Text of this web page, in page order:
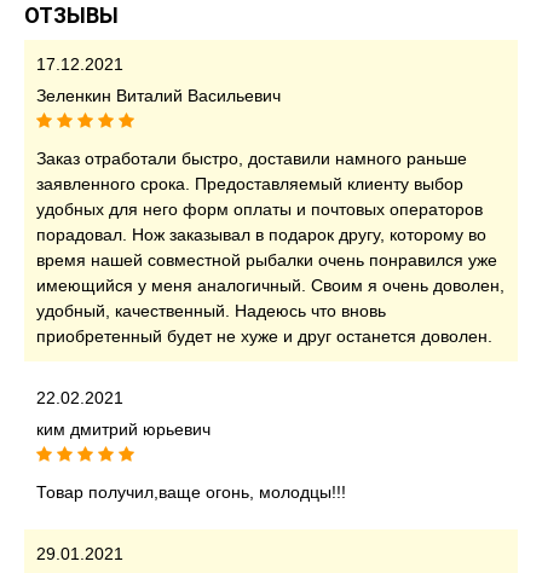
ОТЗЫВЫ
17.12.2021
Зеленкин Виталий Васильевич
Заказ отработали быстро, доставили намного раньше
заявленного срока. Предоставляемый клиенту выбор
удобных для него форм оплаты и почтовых операторов
порадовал. Нож заказывал в подарок другу, которому во
время нашей совместной рыбалки очень понравился уже
имеющийся у меня аналогичный. Своим я очень доволен,
удобный, качественный. Надеюсь что вновь
приобретенный будет не хуже и друг останется доволен.
22.02.2021
ким дмитрий юрьевич
Товар получил,ваще огонь, молодцы!!!
29.01.2021